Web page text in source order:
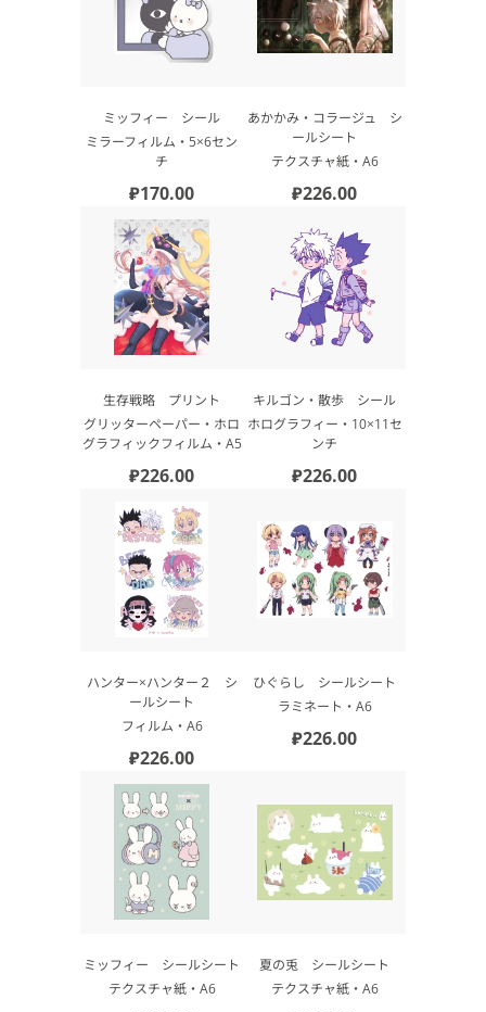
ミッフィー シール
ミラーフィルム・5×6セン
チ
₽170.00
あかかみ・コラージュ シ
ールシート
テクスチャ紙・А6
₽226.00
生存戦略 プリント
グリッターペーパー・ホロ
グラフィックフィルム・A5
₽226.00
キルゴン・散歩 シール
ホログラフィー・10×11セ
ンチ
₽226.00
ハンター×ハンター２ シ
ールシート
フィルム・А6
₽226.00
ひぐらし シールシート
ラミネート・А6
₽226.00
ミッフィー シールシート
テクスチャ紙・А6
夏の兎 シールシート
テクスチャ紙・А6